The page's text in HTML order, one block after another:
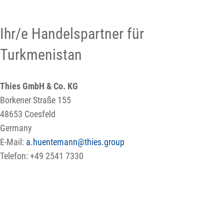
Ihr/e Handelspartner für
Turkmenistan
Thies GmbH & Co. KG
Borkener Straße 155
48653 Coesfeld
Germany
E-Mail: a.huentemann@thies.group
Telefon: +49 2541 7330